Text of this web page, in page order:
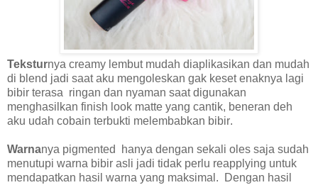
Teksturnya creamy lembut mudah diaplikasikan dan mudah
di blend jadi saat aku mengoleskan gak keset enaknya lagi
bibir terasa ringan dan nyaman saat digunakan
menghasilkan finish look matte yang cantik, beneran deh
aku udah cobain terbukti melembabkan bibir.
Warnanya pigmented
hanya dengan sekali oles saja sudah
menutupi warna bibir asli jadi tidak perlu reapplying untuk
mendapatkan hasil warna yang maksimal.
Dengan hasil